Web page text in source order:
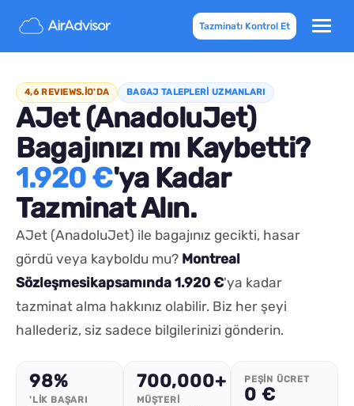
Tazminatı Kontrol Et
4,6 REVIEWS.IO'DA BAGAJ TALEPLERİ UZMANLARI
AJet (AnadoluJet)
Bagajınızı mı Kaybetti?
1.920 €'ya Kadar
Tazminat Alın.
AJet (AnadoluJet) ile bagajınız gecikti, hasar
gördü veya kayboldu mu? Montreal
Sözleşmesikapsamında 1.920 €'ya kadar
tazminat alma hakkınız olabilir. Biz her şeyi
hallederiz, siz sadece bilgilerinizi gönderin.
98%
'LIK BAŞARI
700,000+
MÜŞTERI
PEŞIN ÜCRET
0 €